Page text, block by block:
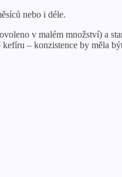
nebo i déle.
v malém množství)
– konzistence by měla